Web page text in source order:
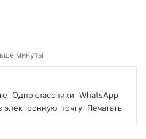
минуты
Одноклассники WhatsApp
электронную почту Печатать